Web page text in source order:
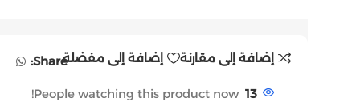
إضافة إلى مقارنة إضافة إلى مفضلةShare:
13
People watching this product now!